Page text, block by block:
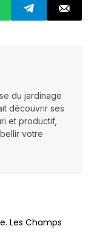
du jardinage
découvrir ses
et productif,
votre
Les Champs